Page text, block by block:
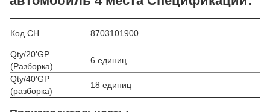
Код СН 8703101900
Qty/20'GP
(Разборка)
6 единиц
Qty/40'GP
(разборка)
18 единиц